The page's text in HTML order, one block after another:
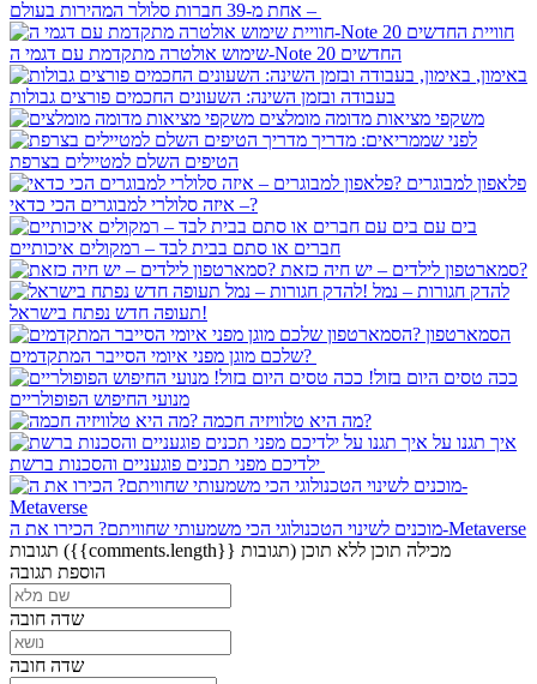
חוויית
שימוש אולטרה מתקדמת עם דגמי ה-Note 20 החדשים
באימון,
בעבודה ובזמן השינה: השעונים החכמים פורצים גבולות
משקפי מציאות מדומה מומלצים
לפני שממריאים: מדריך
הטיפים השלם למטיילים בצרפת
פלאפון למבוגרים
– איזה סלולרי למבוגרים הכי כדאי?
בים עם
חברים או סתם בבית לבד – רמקולים איכותיים
סמארטפון לילדים – יש חיה כזאת?
להדק חגורות – נמל
תעופה חדש נפתח בישראל!
הסמארטפון
שלכם מוגן מפני איומי הסייבר המתקדמים?
ככה טסים היום בזול!
מנועי החיפוש הפופולריים
מה היא טלוויזיה חכמה?
איך תגנו על
מוכנים לשינוי הטכנולוגי הכי משמעותי שחוויתם? הכירו את ה-Metaverse
תגובות
({{comments.length}} תגובות) מכילה תוכן ללא תוכן
הוספת תגובה
שדה חובה
שדה חובה